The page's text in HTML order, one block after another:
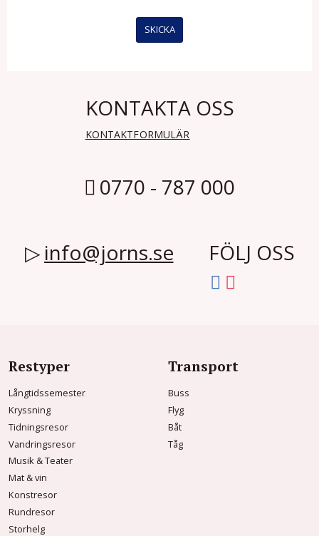
KONTAKTA OSS
KONTAKTFORMULÄR
0770 - 787 000
info@jorns.se FÖLJ OSS
Restyper
Långtidssemester
Kryssning
Tidningsresor
Vandringsresor
Musik & Teater
Mat & vin
Konstresor
Rundresor
Storhelg
Transport
Buss
Flyg
Båt
Tåg